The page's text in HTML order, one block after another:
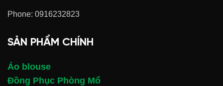
Phone: 0916232823
SẢN PHẨM CHÍNH
Áo blouse
Đồng Phục Phòng Mổ